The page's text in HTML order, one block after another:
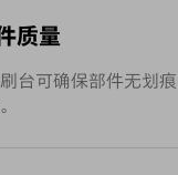
质量
台可确保部件无划